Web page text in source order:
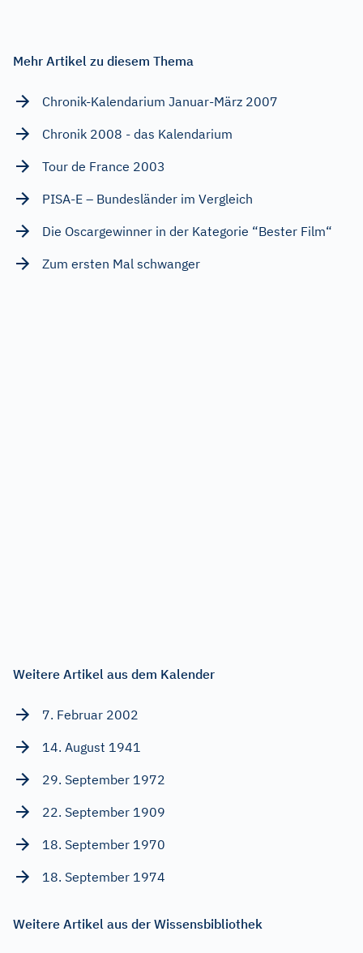
Mehr Artikel zu diesem Thema
Chronik-Kalendarium Januar-März 2007
Chronik 2008 - das Kalendarium
Tour de France 2003
PISA-E – Bundesländer im Vergleich
Die Oscargewinner in der Kategorie “Bester Film“
Zum ersten Mal schwanger
Weitere Artikel aus dem Kalender
7. Februar 2002
14. August 1941
29. September 1972
22. September 1909
18. September 1970
18. September 1974
Weitere Artikel aus der Wissensbibliothek